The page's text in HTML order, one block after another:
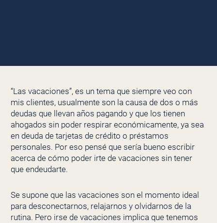
“Las vacaciones”, es un tema que siempre veo con
mis clientes, usualmente son la causa de dos o más
deudas que llevan años pagando y que los tienen
ahogados sin poder respirar económicamente, ya sea
en deuda de tarjetas de crédito o préstamos
personales. Por eso pensé que sería bueno escribir
acerca de cómo poder irte de vacaciones sin tener
que endeudarte.
Se supone que las vacaciones son el momento ideal
para desconectarnos, relajarnos y olvidarnos de la
rutina. Pero irse de vacaciones implica que tenemos